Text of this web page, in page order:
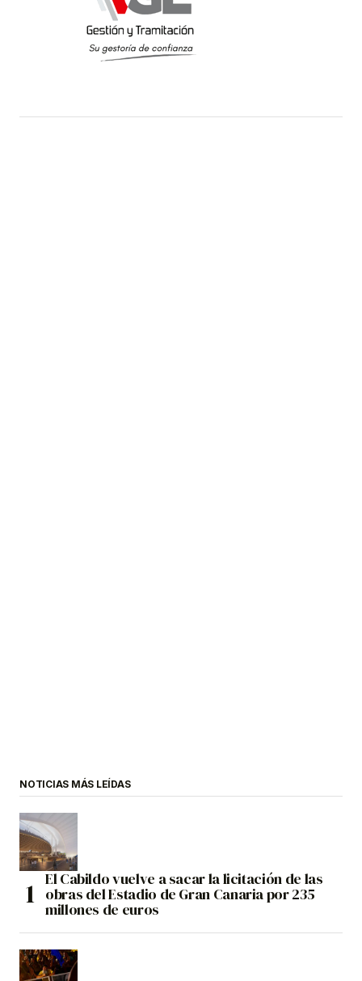
NOTICIAS MÁS LEÍDAS
El Cabildo vuelve a sacar la licitación de las
obras del Estadio de Gran Canaria por 235
millones de euros